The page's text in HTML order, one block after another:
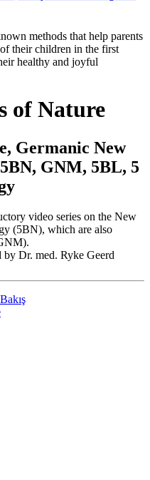
methods that help parents
their children in the first
healthy and joyful
of Nature
Germanic New
GNM, 5BL, 5
video series on the New
(5BN), which are also
Dr. med. Ryke Geerd